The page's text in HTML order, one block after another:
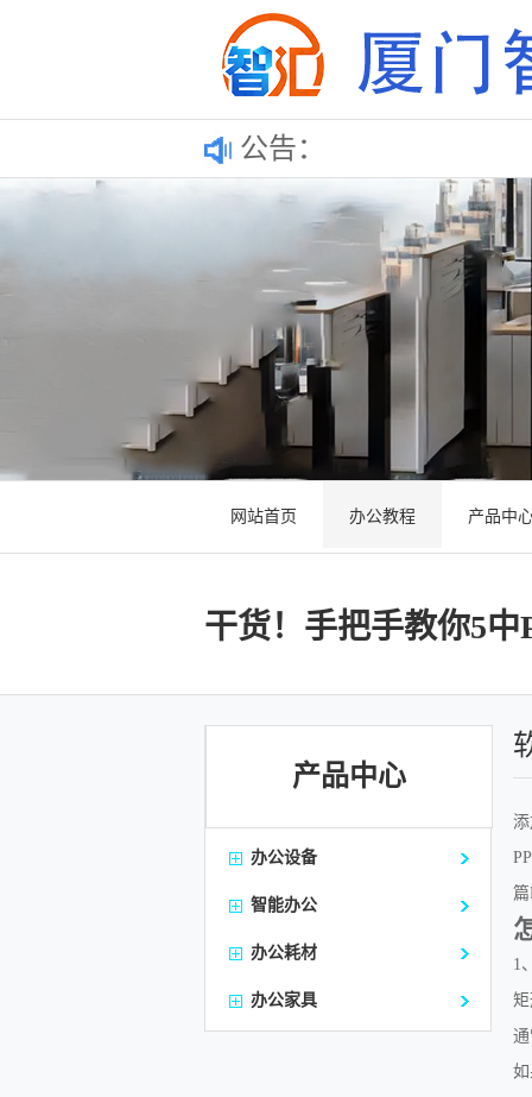
公告：
网站首页 办公教程 产品中
干货！手把手教你5中
产品中心
办公设备
智能办公
办公耗材
办公家具
1